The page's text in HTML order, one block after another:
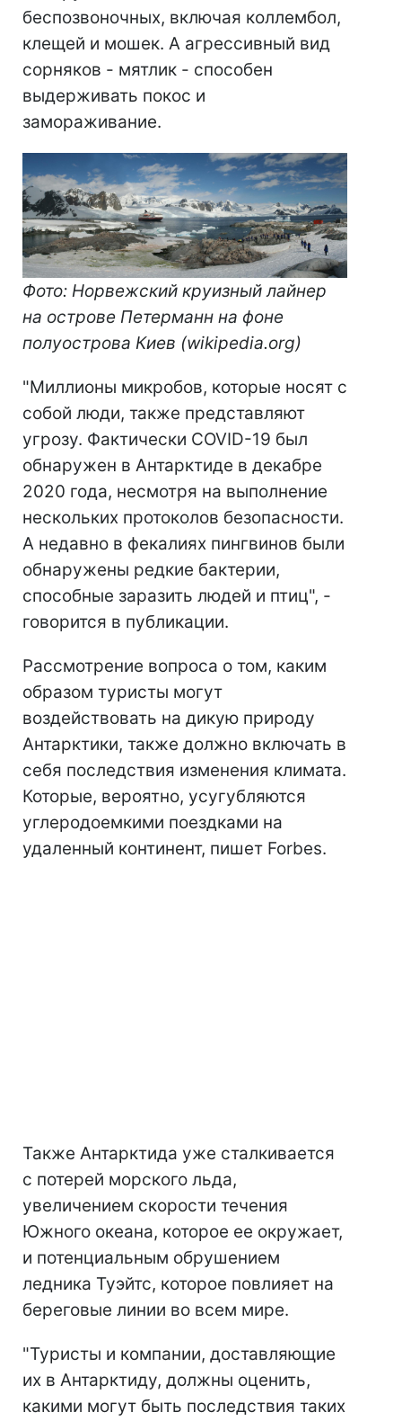
беспозвоночных, включая коллембол,
клещей и мошек. А агрессивный вид
сорняков - мятлик - способен
выдерживать покос и
замораживание.
Фото: Норвежский круизный лайнер
на острове Петерманн на фоне
полуострова Киев (wikipedia.org)
"Миллионы микробов, которые носят с
собой люди, также представляют
угрозу. Фактически COVID-19 был
обнаружен в Антарктиде в декабре
2020 года, несмотря на выполнение
нескольких протоколов безопасности.
А недавно в фекалиях пингвинов были
обнаружены редкие бактерии,
способные заразить людей и птиц", -
говорится в публикации.
Рассмотрение вопроса о том, каким
образом туристы могут
воздействовать на дикую природу
Антарктики, также должно включать в
себя последствия изменения климата.
Которые, вероятно, усугубляются
углеродоемкими поездками на
удаленный континент, пишет Forbes.
Также Антарктида уже сталкивается
с потерей морского льда,
увеличением скорости течения
Южного океана, которое ее окружает,
и потенциальным обрушением
ледника Туэйтс, которое повлияет на
береговые линии во всем мире.
"Туристы и компании, доставляющие
их в Антарктиду, должны оценить,
какими могут быть последствия таких